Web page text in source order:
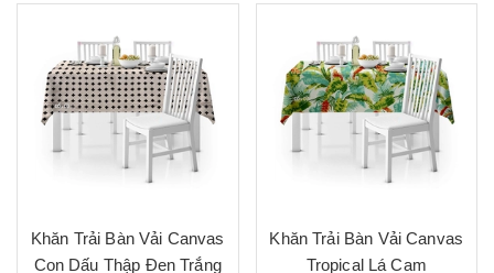
Khăn Trải Bàn Vải Canvas
Con Dấu Thập Đen Trắng
Khăn Trải Bàn Vải Canvas
Tropical Lá Cam